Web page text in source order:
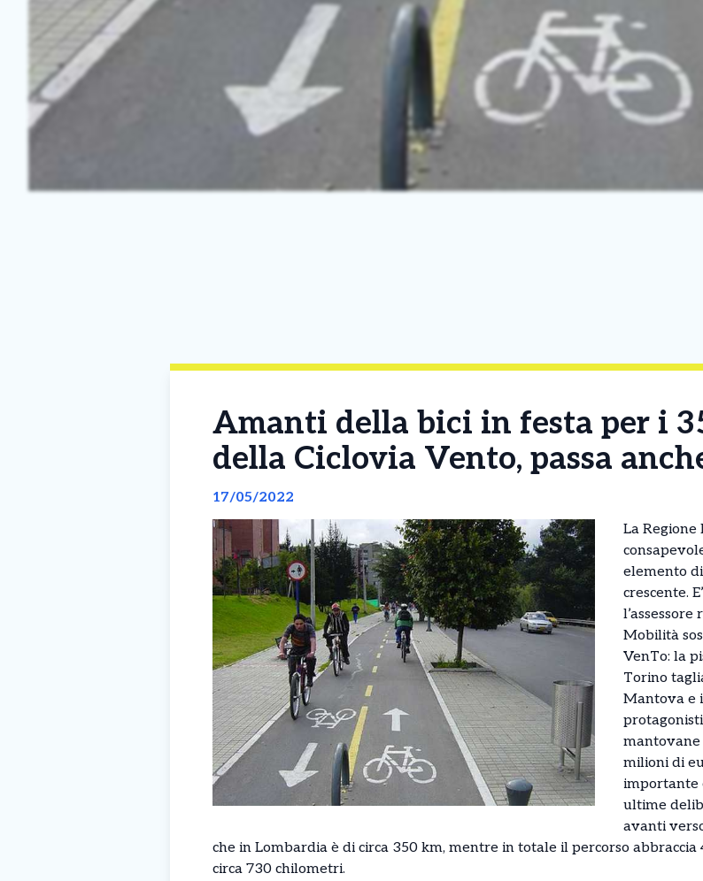
Amanti della bici in festa per i
della Ciclovia Vento, passa
17/05/2022
La
elemento
crescente.
Mobilità
VenTo: la
Torino
Mantova e
mantovane
milioni di
importante
ultime
avanti
che in Lombardia è di circa 350 km, mentre in totale il percorso
circa 730 chilometri.